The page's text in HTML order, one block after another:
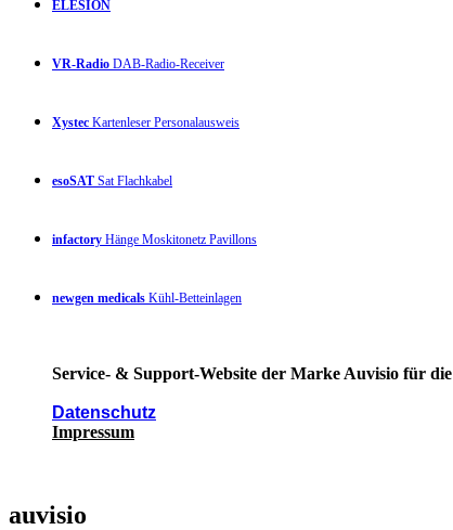
ELESION
VR-Radio DAB-Radio-Receiver
Xystec Kartenleser Personalausweis
esoSAT Sat Flachkabel
infactory Hänge Moskitonetz Pavillons
newgen medicals Kühl-Betteinlagen
Service- & Support-Website der Marke Auvisio für
Datenschutz
Impressum
auvisio